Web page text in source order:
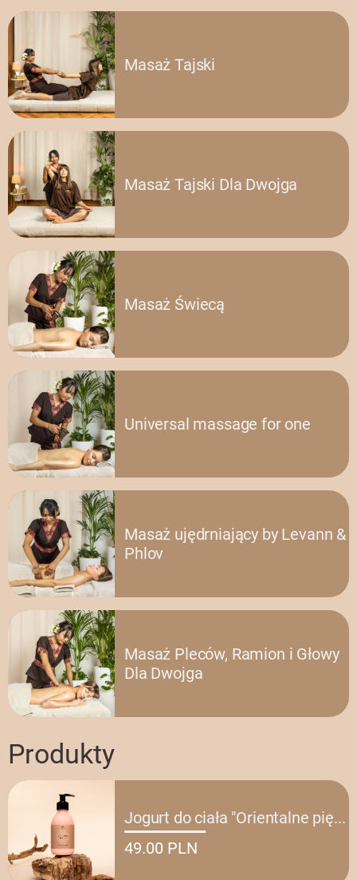
Masaż Tajski
Masaż Tajski Dla Dwojga
Masaż Świecą
Universal massage for one
Masaż ujędrniający by Levann &
Phlov
Masaż Pleców, Ramion i Głowy
Dla Dwojga
Produkty
Jogurt do ciała "Orientalne pię...
49.00 PLN